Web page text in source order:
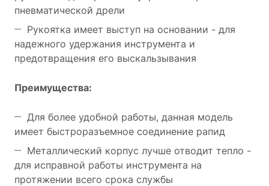
пневматической дрели
Рукоятка имеет выступ на основании - для
надежного удержания инструмента и
предотвращения его выскальзывания
Преимущества:
Для более удобной работы, данная модель
имеет быстроразъемное соединение рапид
Металлический корпус лучше отводит тепло -
для исправной работы инструмента на
протяжении всего срока службы